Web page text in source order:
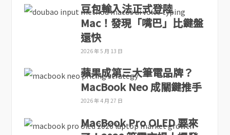
豆包輸入法正式登陸
Mac！發現「嘴巴」比鍵盤
還快
2026 年 5 月 13 日
蘋果成第三大筆電品牌？
MacBook Neo 成關鍵推手
2026 年 4 月 27 日
MacBook Pro OLED 要來